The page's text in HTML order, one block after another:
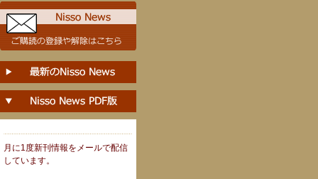
月に1度新刊情報をメールで配信
しています。